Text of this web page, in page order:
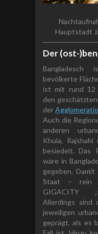
Hauptstadt
Der (ost-
bevölkerte
ist mit rund 12
den
der
Auch die
anderen
Khula,
besiedelt. Das
wäre in
gegeben.
Staat – rein
GIGACITY
Allerdings sind
jeweiligen
geprägt, als es